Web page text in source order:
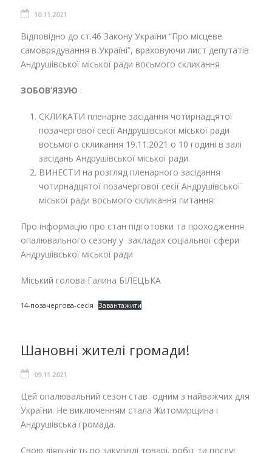
10.11.2021
Відповідно до ст.46 Закону України “Про місцеве
самоврядування в Україні”, враховуючи лист депутатів
Андрушівської міської ради восьмого скликання
ЗОБОВ’ЯЗУЮ :
СКЛИКАТИ пленарне засідання чотирнадцятої
позачергової сесії Андрушівської міської ради
восьмого скликання 19.11.2021 о 10 годині в залі
засідань Андрушівської міської ради.
ВИНЕСТИ на розгляд пленарного засідання
чотирнадцятої позачергової сесії Андрушівської
міської ради восьмого скликання питання:
Про інформацію про стан підготовки та проходження
опалювального сезону у закладах соціальної сфери
Андрушівської міської ради
Міський голова Галина БІЛЕЦЬКА
14-позачергова-сесія Завантажити
Шановні жителі громади!
09.11.2021
Цей опалювальний сезон став одним з найважчих для
України. Не виключенням стала Житомирщина і
Андрушівська громада.
Свою діяльність по закупівлі товарі, робіт та послуг